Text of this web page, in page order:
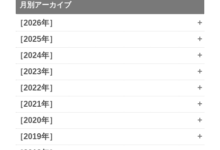
月別アーカイブ
［2026年］ +
［2025年］ +
［2024年］ +
［2023年］ +
［2022年］ +
［2021年］ +
［2020年］ +
［2019年］ +